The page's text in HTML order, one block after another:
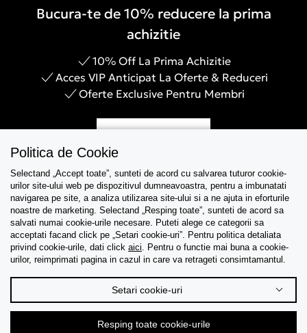
Bucura-te de 10% reducere la prima
achizitie
10% Off La Prima Achizitie
Acces VIP Anticipat La Oferte & Reduceri
Oferte Exclusive Pentru Membri
Asistenta
Colectii
Tips & Guides
Despre noi
Politica de Cookie
Selectand „Accept toate”, sunteti de acord cu salvarea tuturor cookie-
urilor site-ului web pe dispozitivul dumneavoastra, pentru a imbunatati
navigarea pe site, a analiza utilizarea site-ului si a ne ajuta in eforturile
noastre de marketing. Selectand „Resping toate”, sunteti de acord sa
salvati numai cookie-urile necesare. Puteti alege ce categorii sa
acceptati facand click pe „Setari cookie-uri”. Pentru politica detaliata
privind cookie-urile, dati click aici. Pentru o functie mai buna a cookie-
urilor, reimprimati pagina in cazul in care va retrageti consimtamantul.
Setari cookie-uri
Resping toate cookie-urile